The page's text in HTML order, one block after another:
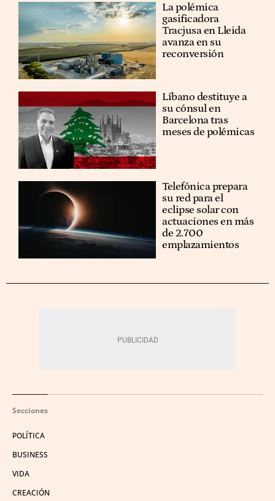
La polémica
gasificadora
Tracjusa en Lleida
avanza en su
reconversión
Líbano destituye a
su cónsul en
Barcelona tras
meses de polémicas
Telefónica prepara
su red para el
eclipse solar con
actuaciones en más
de 2.700
emplazamientos
Secciones
POLÍTICA
BUSINESS
VIDA
CREACIÓN